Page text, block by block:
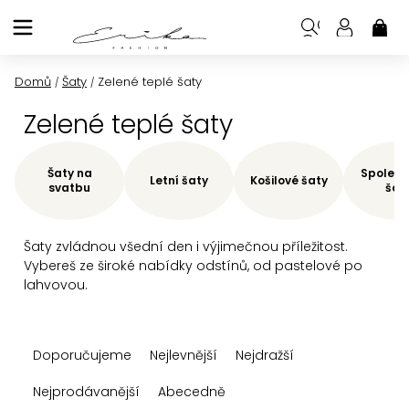
na
Domů / Šaty / Zelené teplé šaty
Zelené teplé šaty
Šaty zvládnou všední den i výjimečnou příležitost.
Vybereš ze široké nabídky odstínů, od pastelové po
lahvovou.
Šaty na
svatbu
Letní šaty Košilové šaty
aDoporučujeme Nejlevnější
Nejdražší
Nejprodávanější
Abecedně